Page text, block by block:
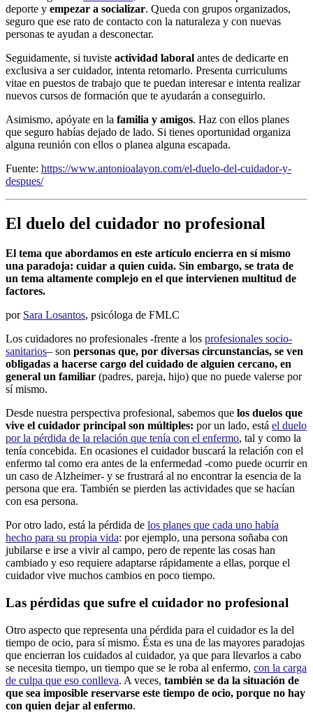
deporte y empezar a socializar. Queda con grupos organizados,
seguro que ese rato de contacto con la naturaleza y con nuevas
personas te ayudan a desconectar.
Seguidamente, si tuviste actividad laboral antes de dedicarte en
exclusiva a ser cuidador, intenta retomarlo. Presenta curriculums
vitae en puestos de trabajo que te puedan interesar e intenta realizar
nuevos cursos de formación que te ayudarán a conseguirlo.
Asimismo, apóyate en la familia y amigos. Haz con ellos planes
que seguro habías dejado de lado. Si tienes oportunidad organiza
alguna reunión con ellos o planea alguna escapada.
Fuente: https://www.antonioalayon.com/el-duelo-del-cuidador-y-
despues/
El duelo del cuidador no profesional
El tema que abordamos en este artículo encierra en sí mismo
una paradoja: cuidar a quien cuida. Sin embargo, se trata de
un tema altamente complejo en el que intervienen multitud de
factores.
por Sara Losantos, psicóloga de FMLC
Los cuidadores no profesionales -frente a los profesionales socio-
sanitarios– son personas que, por diversas circunstancias, se ven
obligadas a hacerse cargo del cuidado de alguien cercano, en
general un familiar (padres, pareja, hijo) que no puede valerse por
sí mismo.
Desde nuestra perspectiva profesional, sabemos que los duelos que
vive el cuidador principal son múltiples: por un lado, está el duelo
por la pérdida de la relación que tenía con el enfermo, tal y como la
tenía concebida. En ocasiones el cuidador buscará la relación con el
enfermo tal como era antes de la enfermedad -como puede ocurrir en
un caso de Alzheimer- y se frustrará al no encontrar la esencia de la
persona que era. También se pierden las actividades que se hacían
con esa persona.
Por otro lado, está la pérdida de los planes que cada uno había
hecho para su propia vida: por ejemplo, una persona soñaba con
jubilarse e irse a vivir al campo, pero de repente las cosas han
cambiado y eso requiere adaptarse rápidamente a ellas, porque el
cuidador vive muchos cambios en poco tiempo.
Las pérdidas que sufre el cuidador no profesional
Otro aspecto que representa una pérdida para el cuidador es la del
tiempo de ocio, para sí mismo. Ésta es una de las mayores paradojas
que encierran los cuidados al cuidador, ya que para llevarlos a cabo
se necesita tiempo, un tiempo que se le roba al enfermo, con la carga
de culpa que eso conlleva. A veces, también se da la situación de
que sea imposible reservarse este tiempo de ocio, porque no hay
con quien dejar al enfermo.